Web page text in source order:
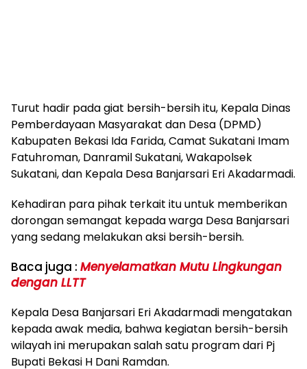
Turut hadir pada giat bersih-bersih itu, Kepala Dinas
Pemberdayaan Masyarakat dan Desa (DPMD)
Kabupaten Bekasi Ida Farida, Camat Sukatani Imam
Fatuhroman, Danramil Sukatani, Wakapolsek
Sukatani, dan Kepala Desa Banjarsari Eri Akadarmadi.
Kehadiran para pihak terkait itu untuk memberikan
dorongan semangat kepada warga Desa Banjarsari
yang sedang melakukan aksi bersih-bersih.
Baca juga : Menyelamatkan Mutu Lingkungan
dengan LLTT
Kepala Desa Banjarsari Eri Akadarmadi mengatakan
kepada awak media, bahwa kegiatan bersih-bersih
wilayah ini merupakan salah satu program dari Pj
Bupati Bekasi H Dani Ramdan.